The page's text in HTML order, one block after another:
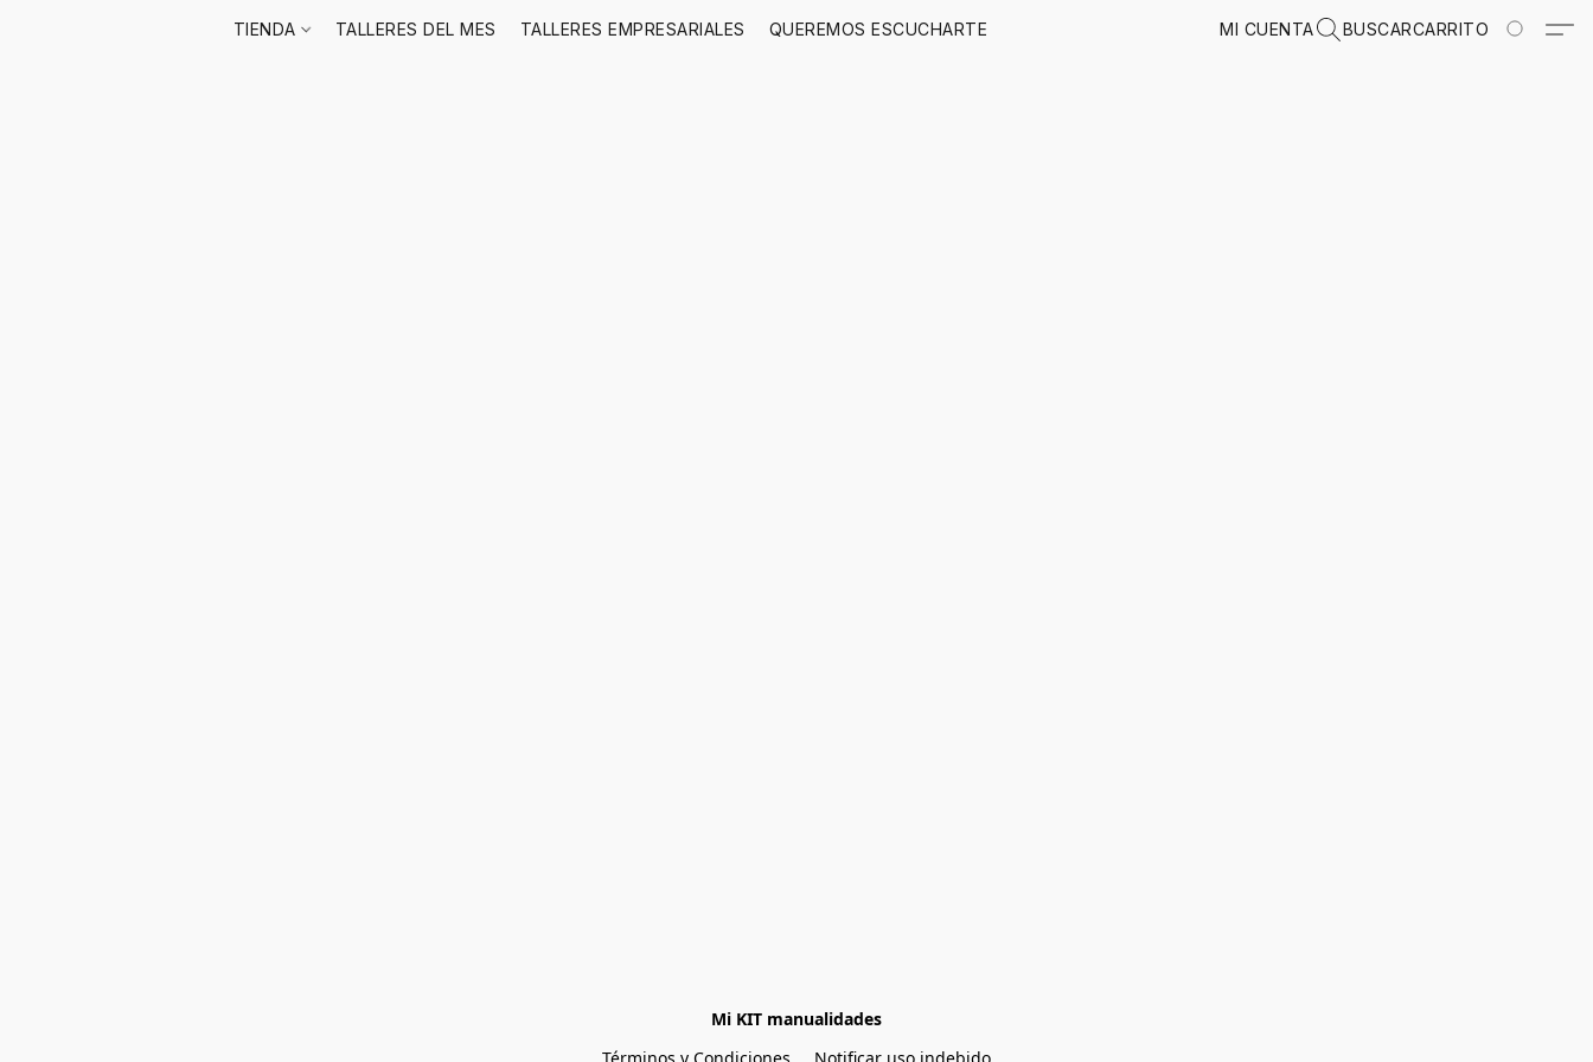
TIENDA TALLERES DEL MES TALLERES EMPRESARIALES QUEREMOS ESCUCHARTE MI CUENTA BUSCARCARRITO
Mi KIT manualidades